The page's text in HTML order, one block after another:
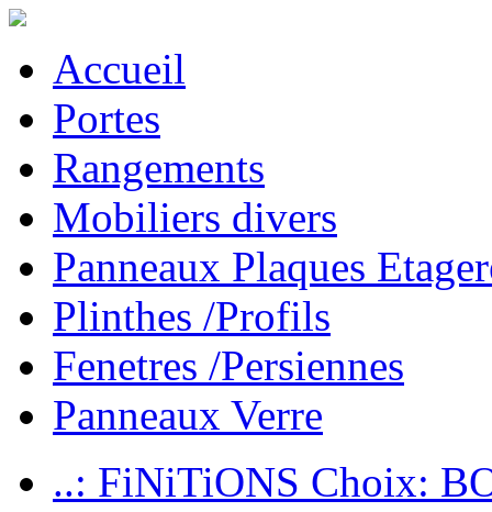
Accueil
Portes
Rangements
Mobiliers divers
Panneaux Plaques
Plinthes /Profils
Fenetres /Persiennes
Panneaux Verre
..: FiNiTiONS Choix: